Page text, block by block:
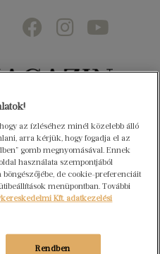
olvasókig
az ízléséhez minél közelebb álló
arra kérjük, hogy fogadja el az
gomb megnyomásával. Ennek
használata szempontjából
de cookie-preferenciáit
menüpontban. További
Kft. adatkezelési
Rendben